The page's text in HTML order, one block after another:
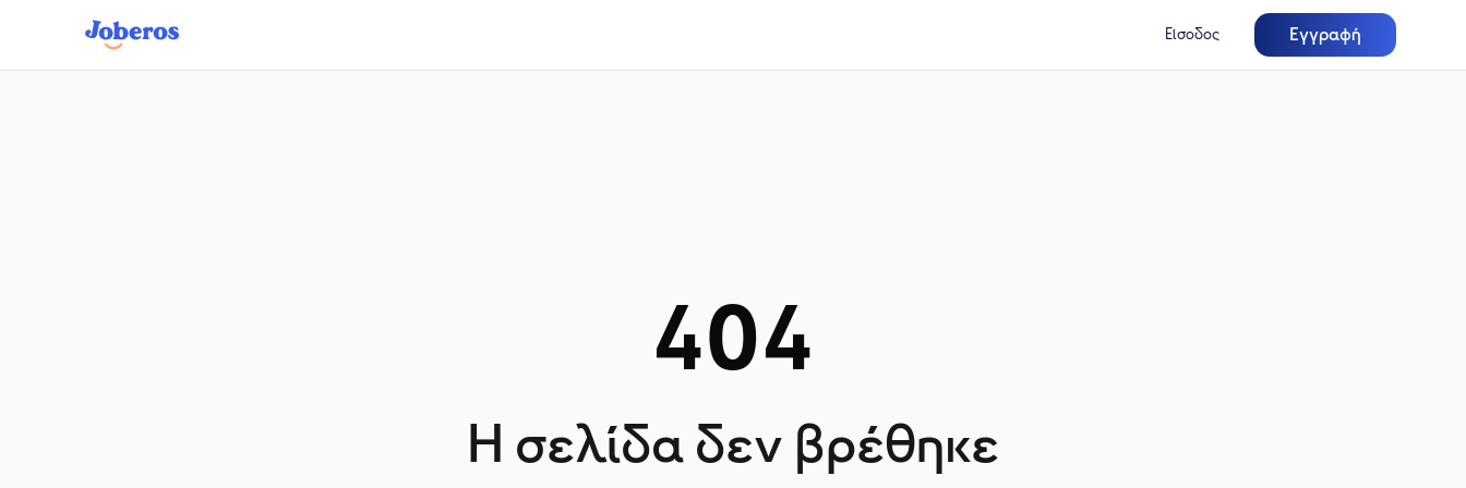
Είσοδος Εγγραφή
404
Η σελίδα δεν βρέθηκε